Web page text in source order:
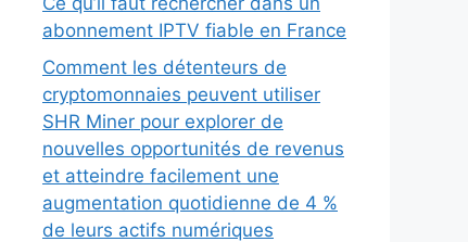
abonnement IPTV fiable en France
Comment les détenteurs de
cryptomonnaies peuvent utiliser
SHR Miner pour explorer de
nouvelles opportunités de revenus
et atteindre facilement une
augmentation quotidienne de 4 %
de leurs actifs numériques